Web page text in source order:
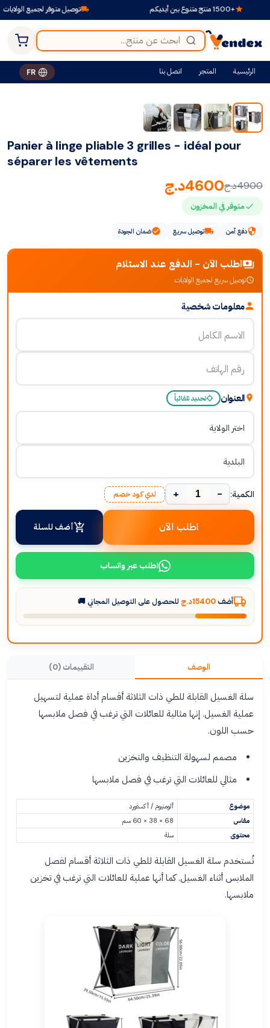
توصيل متوفر لجميع الولايات
الرئيسية المتجر اتصل بنا FR
-6%
Panier à linge pliable 3 grilles - idéal pour
séparer les vêtements
4900د.ج4600د.ج
متوفر في المخزون
دفع آمن توصيل سريع ضمان الجودة
اطلب الآن - الدفع عند الاستلام
توصيل سريع لجميع الولايات
معلومات شخصية
العنوان تحديد تلقائياً
الكمية: −
+ لدي كود خصم
اطلب الآن أضف للسلة
اطلب عبر واتساب
أضف 15400د.ج للحصول على التوصيل المجاني 🚚
الوصف التقييمات (0)
سلة الغسيل القابلة للطي ذات الثلاثة أقسام أداة عملية لتسهيل
عملية الغسيل. إنها مثالية للعائلات التي ترغب في فصل ملابسها
حسب اللون.
مصمم لسهولة التنظيف والتخزين
مثالي للعائلات التي ترغب في فصل ملابسها
موضوع
ألومنيوم / أكسفورد
مقاس
68 × 38 × 60 سم
محتوى
سلة
تُستخدم سلة الغسيل القابلة للطي ذات الثلاثة أقسام لفصل
الملابس أثناء الغسيل. كما أنها عملية للعائلات التي ترغب في تخزين
ملابسها.